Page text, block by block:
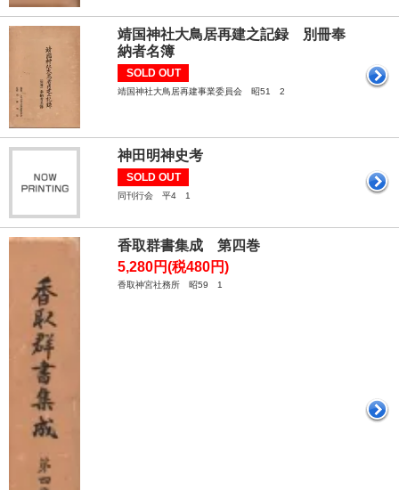
靖国神社大鳥居再建之記録 別冊奉
納者名簿
SOLD OUT
靖国神社大鳥居再建事業委員会 昭51 2
神田明神史考
SOLD OUT
同刊行会 平4 1
香取群書集成 第四巻
5,280円(税480円)
香取神宮社務所 昭59 1